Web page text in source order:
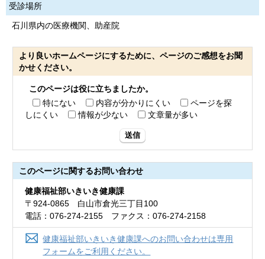
受診場所
石川県内の医療機関、助産院
より良いホームページにするために、ページのご感想をお聞
かせください。
このページは役に立ちましたか。
特にない
内容が分かりにくい
ページを探
しにくい
情報が少ない 文章量が多い
送信
このページに関するお問い合わせ
健康福祉部いきいき健康課
〒924-0865 白山市倉光三丁目100
電話：076-274-2155 ファクス：076-274-2158
健康福祉部いきいき健康課へのお問い合わせは専用
フォームをご利用ください。